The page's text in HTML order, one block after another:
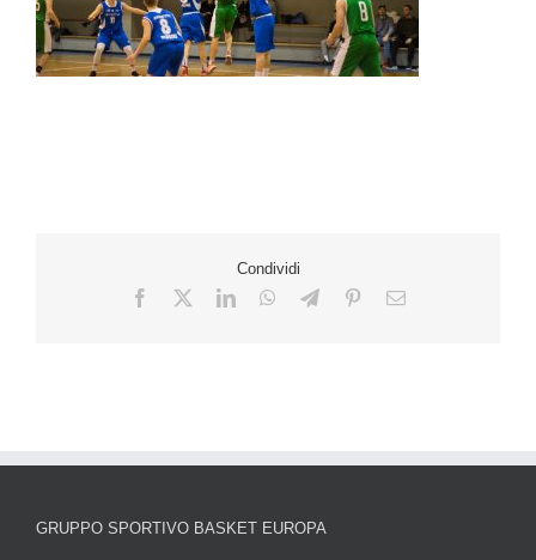
Condividi
GRUPPO SPORTIVO BASKET EUROPA